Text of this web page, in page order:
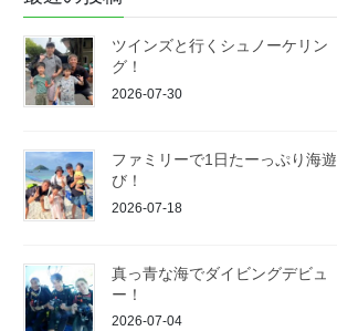
ツインズと行くシュノーケリン
グ！
2026-07-30
ファミリーで1日たーっぷり海遊
び！
2026-07-18
真っ青な海でダイビングデビュ
ー！
2026-07-04